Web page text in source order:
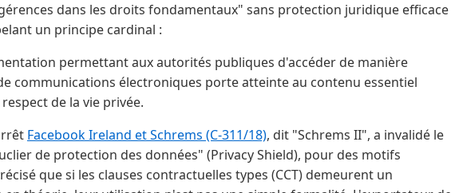
dans les droits fondamentaux" sans protection juridique efficace
un principe cardinal :
permettant aux autorités publiques d'accéder de manière
communications électroniques porte atteinte au contenu essentiel
de la vie privée.
Facebook Ireland et Schrems (C-311/18), dit "Schrems II", a invalidé le
de protection des données" (Privacy Shield), pour des motifs
que si les clauses contractuelles types (CCT) demeurent un